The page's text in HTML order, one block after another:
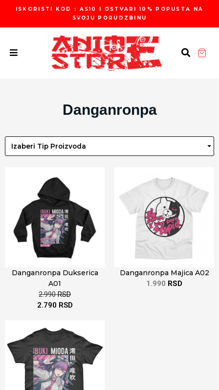
садржај
ISKORISTI KOD : AS10 I OSTVARI 10% POPUSTA NA
SVOJU PORUDZBINU
Danganronpa
Izaberi Tip Proizvoda
Danganronpa Dukserica
A01
2.990RSD
2.790 RSD
Danganronpa Majica A02
1.990 RSD